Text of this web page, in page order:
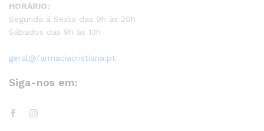
HORÁRIO:
Segunda à Sexta das 9h às 20h
Sábados das 9h às 13h
geral@farmaciacristiana.pt
Siga-nos em: